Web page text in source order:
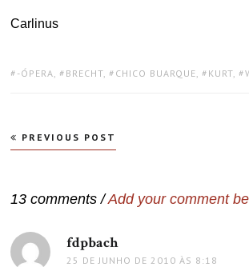
Carlinus
TAGS:
-ÓPERA, BRECHT, CHICO BUARQUE, KURT,
Navegação
de
PREVIOUS POST
13 comments /Add your comment
fdpbachdisse:
25 DE JUNHO DE 2010 ÀS 8:18